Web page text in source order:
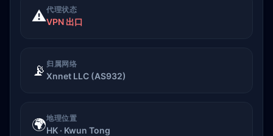
⚠️代理状态
VPN 出口
📡 归属网络
Xnnet LLC (AS932)
🌍地理位置
HK · Kwun Tong